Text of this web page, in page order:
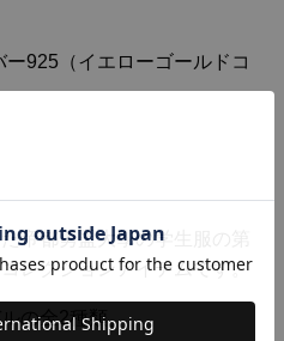
925（イエローゴールドコ
帝都勇盟大學の学生服の第
レクションアイテムです。
の全2種類。